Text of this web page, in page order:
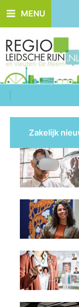
naar
de
inhoud
MENU
Zakelijk